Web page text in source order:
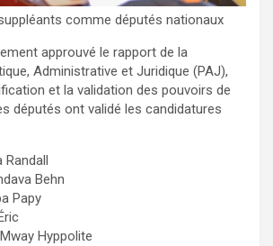
comme députés nationaux
approuvé le rapport de la
Administrative et Juridique (PAJ),
et la validation des pouvoirs de
députés ont validé les candidatures
Randall
Behn
Papy
Hyppolite